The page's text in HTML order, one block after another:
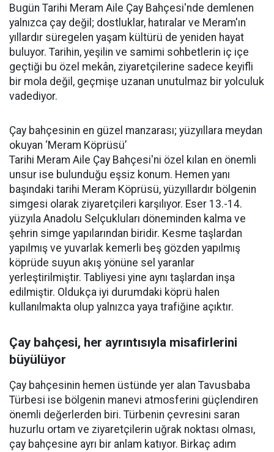
Bugün Tarihi Meram Aile Çay Bahçesi'nde demlenen
yalnızca çay değil; dostluklar, hatıralar ve Meram'ın
yıllardır süregelen yaşam kültürü de yeniden hayat
buluyor. Tarihin, yeşilin ve samimi sohbetlerin iç içe
geçtiği bu özel mekân, ziyaretçilerine sadece keyifli
bir mola değil, geçmişe uzanan unutulmaz bir yolculuk
vadediyor.
Çay bahçesinin en güzel manzarası; yüzyıllara meydan
okuyan ‘Meram Köprüsü’
Tarihi Meram Aile Çay Bahçesi'ni özel kılan en önemli
unsur ise bulunduğu eşsiz konum. Hemen yanı
başındaki tarihi Meram Köprüsü, yüzyıllardır bölgenin
simgesi olarak ziyaretçileri karşılıyor. Eser 13.-14.
yüzyıla Anadolu Selçukluları döneminden kalma ve
şehrin simge yapılarından biridir. Kesme taşlardan
yapılmış ve yuvarlak kemerli beş gözden yapılmış
köprüde suyun akış yönüne sel yaranlar
yerleştirilmiştir. Tabliyesi yine aynı taşlardan inşa
edilmiştir. Oldukça iyi durumdaki köprü halen
kullanılmakta olup yalnızca yaya trafiğine açıktır.
Çay bahçesi, her ayrıntısıyla misafirlerini
büyülüyor
Çay bahçesinin hemen üstünde yer alan Tavusbaba
Türbesi ise bölgenin manevi atmosferini güçlendiren
önemli değerlerden biri. Türbenin çevresini saran
huzurlu ortam ve ziyaretçilerin uğrak noktası olması,
çay bahçesine ayrı bir anlam katıyor. Birkaç adım